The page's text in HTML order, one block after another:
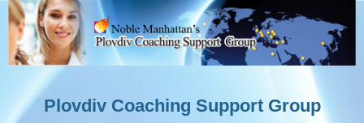
Plovdiv Coaching Support Group